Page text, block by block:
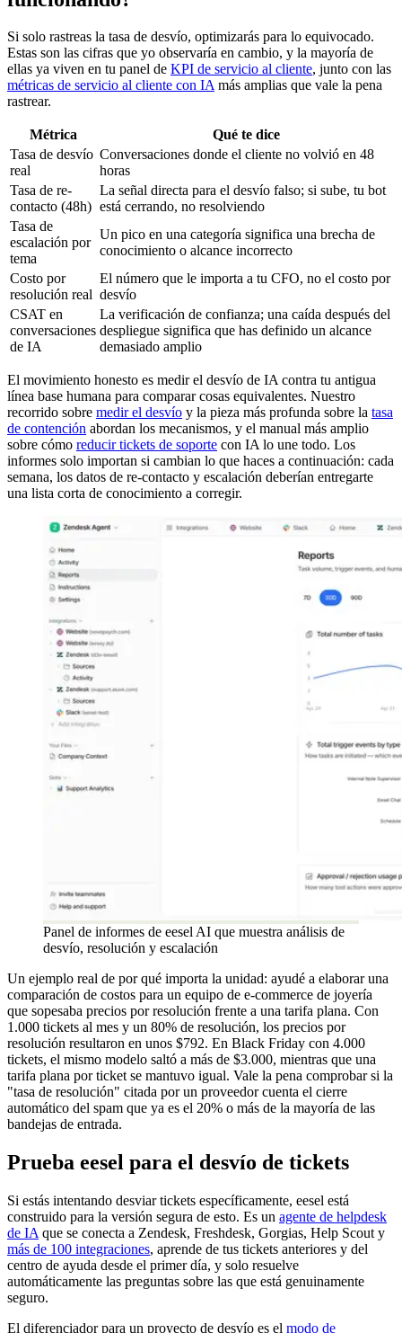
Si solo rastreas la tasa de desvío, optimizarás para lo equivocado.
Estas son las cifras que yo observaría en cambio, y la mayoría de
ellas ya viven en tu panel de KPI de servicio al cliente, junto con las
métricas de servicio al cliente con IAmás amplias que vale la pena
rastrear.
Métrica
Qué te dice
Tasa de desvío
real
Conversaciones donde el cliente no volvió en 48
horas
Tasa de re-
contacto (48h)
La señal directa para el desvío falso; si sube, tu bot
está cerrando, no resolviendo
Tasa de
escalación por
tema
Un pico en una categoría significa una brecha de
conocimiento o alcance incorrecto
Costo por
resolución real
El número que le importa a tu CFO, no el costo por
desvío
CSAT en
conversaciones
de IA
La verificación de confianza; una caída después del
despliegue significa que has definido un alcance
demasiado amplio
El movimiento honesto es medir el desvío de IA contra tu antigua
línea base humana para comparar cosas equivalentes. Nuestro
recorrido sobre medir el desvío y la pieza más profunda sobre la tasa
de contención abordan los mecanismos, y el manual más amplio
sobre cómo reducir tickets de soporte con IA lo une todo. Los
informes solo importan si cambian lo que haces a continuación: cada
semana, los datos de re-contacto y escalación deberían entregarte
una lista corta de conocimiento a corregir.
Panel de informes de eesel AI que muestra análisis de
desvío, resolución y escalación
Un ejemplo real de por qué importa la unidad: ayudé a elaborar una
comparación de costos para un equipo de e-commerce de joyería
que sopesaba precios por resolución frente a una tarifa plana. Con
1.000 tickets al mes y un 80% de resolución, los precios por
resolución resultaron en unos $792. En Black Friday con 4.000
tickets, el mismo modelo saltó a más de $3.000, mientras que una
tarifa plana por ticket se mantuvo igual. Vale la pena comprobar si la
"tasa de resolución" citada por un proveedor cuenta el cierre
automático del spam que ya es el 20% o más de la mayoría de las
bandejas de entrada.
Prueba eesel para el desvío de tickets
Si estás intentando desviar tickets específicamente, eesel está
construido para la versión segura de esto. Es un agente de helpdesk
de IA que se conecta a Zendesk, Freshdesk, Gorgias, Help Scout y
más de 100 integraciones, aprende de tus tickets anteriores y del
centro de ayuda desde el primer día, y solo resuelve
automáticamente las preguntas sobre las que está genuinamente
seguro.
El diferenciador para un proyecto de desvío es el modo de